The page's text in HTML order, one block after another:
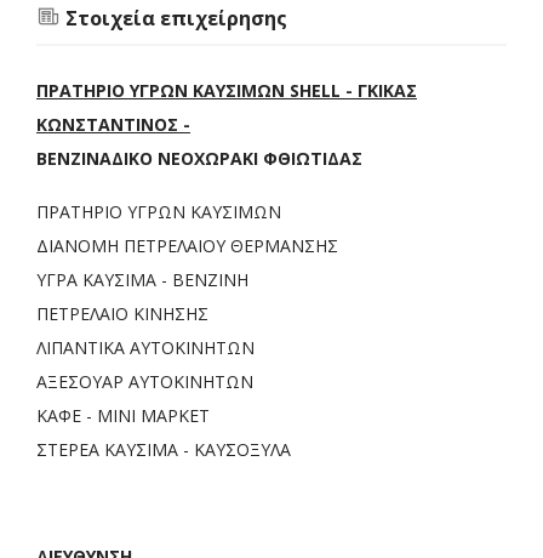
Στοιχεία επιχείρησης
ΠΡΑΤΗΡΙΟ ΥΓΡΩΝ ΚΑΥΣΙΜΩΝ SHELL - ΓΚΙΚΑΣ
ΚΩΝΣΤΑΝΤΙΝΟΣ -
ΒΕΝΖΙΝΑΔΙΚΟ ΝΕΟΧΩΡΑΚΙ ΦΘΙΩΤΙΔΑΣ
ΠΡΑΤΗΡΙΟ ΥΓΡΩΝ ΚΑΥΣΙΜΩΝ
ΔΙΑΝΟΜΗ ΠΕΤΡΕΛΑΙΟΥ ΘΕΡΜΑΝΣΗΣ
ΥΓΡΑ ΚΑΥΣΙΜΑ - ΒΕΝΖΙΝΗ
ΠΕΤΡΕΛΑΙΟ ΚΙΝΗΣΗΣ
ΛΙΠΑΝΤΙΚΑ ΑΥΤΟΚΙΝΗΤΩΝ
ΑΞΕΣΟΥΑΡ ΑΥΤΟΚΙΝΗΤΩΝ
ΚΑΦΕ - ΜΙΝΙ ΜΑΡΚΕΤ
ΣΤΕΡΕΑ ΚΑΥΣΙΜΑ - ΚΑΥΣΟΞΥΛΑ